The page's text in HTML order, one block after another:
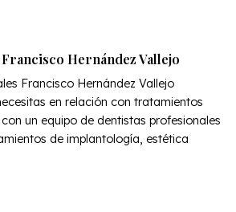
Hernández Vallejo
Francisco Hernández Vallejo
en relación con tratamientos
un equipo de dentistas profesionales
de implantología, estética